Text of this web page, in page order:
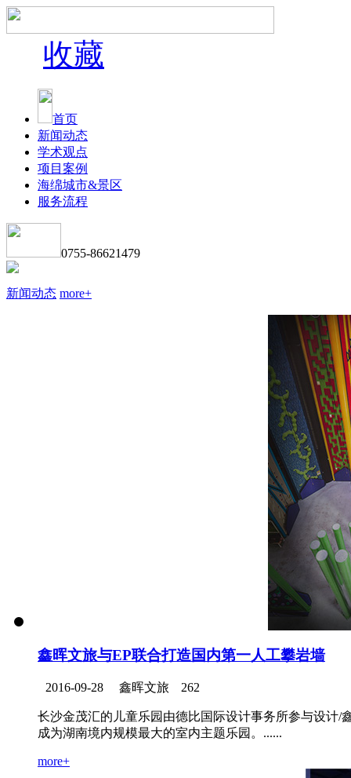
收藏
首页
新闻动态
学术观点
项目案例
海绵城市&景区
服务流程
0755-86621479
新闻动态 more+
鑫晖文旅与EP联合打造国内第一人工攀岩墙
2016-09-28 鑫晖文旅 262
长沙金茂汇的儿童乐园由德比国际设计事务所参与设计/
成为湖南境内规模最大的室内主题乐园。......
more+